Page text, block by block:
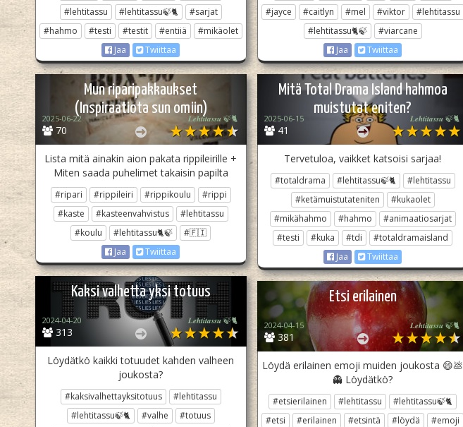
#lehtitassu
#lehtitassu🍃🐈
#sarjat
#hahmo
#testi #testit #entiiä
#mikäolet
Jaa
Twiittaa
#jayce
#caitlyn #mel #viktor
#lehtitassu
#lehtitassu🐈🍃
#viarcane
Jaa
Twiittaa
Mun riparipakkaukset
(Inspiraatiota sun omiin)
70
2025-06-22 𝑳𝒆𝒉𝒕𝒊𝒕𝒂𝒔𝒔𝒖 🍃🐈
Lista mitä ainakin aion pakata rippileirille +
Miten saada puhelimet takaisin papilta
#ripari #rippileiri #rippikoulu
#rippi
#kaste
#kasteenvahvistus
#lehtitassu
#koulu
#lehtitassu🐈🍃
#🇫🇮
Jaa
Twiittaa
Mitä Total Drama Island hahmoa
muistutat eniten?
41
2025-06-15 𝑳𝒆𝒉𝒕𝒊𝒕𝒂𝒔𝒔𝒖 🍃🐈
Tervetuloa, vaikket katsoisi sarjaa!
#totaldrama #lehtitassu🍃🐈
#lehtitassu
#ketämuistutateniten
#kukaolet
#mikähahmo
#hahmo
#animaatiosarjat
#testi
#kuka #tdi
#totaldramaisland
Jaa
Twiittaa
Kaksi valhetta yksi totuus
313
2024-04-20 𝑳𝒆𝒉𝒕𝒊𝒕𝒂𝒔𝒔𝒖 🍃🐈
Löydätkö kaikki totuudet kahden valheen
joukosta?
#kaksivalhettayksitotuus
#lehtitassu
#lehtitassu🍃🐈
#valhe
#totuus
Etsi erilainen
381
2024-04-15 𝑳𝒆𝒉𝒕𝒊𝒕𝒂𝒔𝒔𝒖 🍃🐈
Löydä erilainen emoji muiden joukosta 😄💩
👻 Löydätkö?
#etsierilainen #lehtitassu
#lehtitassu🍃🐈
#etsi
#erilainen #etsintä #löydä
#emoji